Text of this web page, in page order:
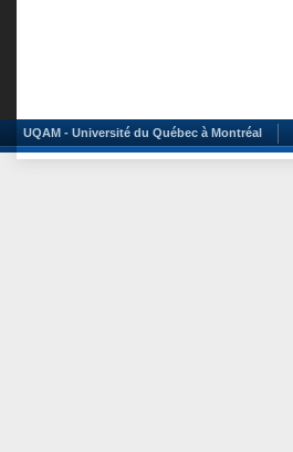
UQAM - Université du Québec à Montréal